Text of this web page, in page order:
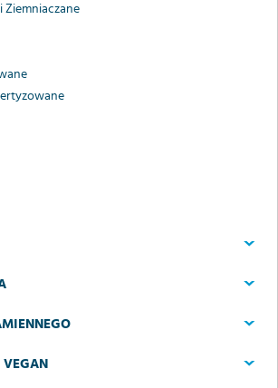
dla Partnerów Biznesowych
o Grupie
Ziemniaczane
VEGAN